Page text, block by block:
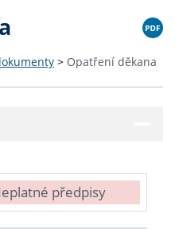
> Opatření děkana
předpisy